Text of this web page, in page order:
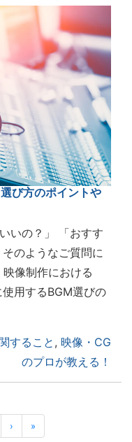
び方のポイントや
いの？」 「おすす
のようなご質問に
像制作における
用するBGM選びの
すること , 映像・CG
のプロが教える！
› »